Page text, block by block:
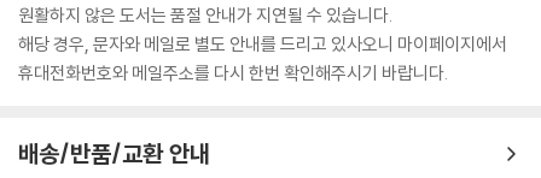
원활하지 않은 도서는 품절 안내가 지연될 수 있습니다.
해당 경우, 문자와 메일로 별도 안내를 드리고 있사오니 마이페이지에서
휴대전화번호와 메일주소를 다시 한번 확인해주시기 바랍니다.
배송/반품/교환 안내